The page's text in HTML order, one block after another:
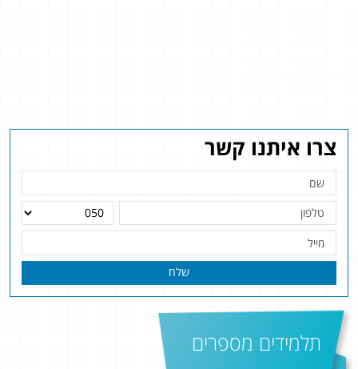
צרו איתנו קשר
שלח
תלמידים מספרים